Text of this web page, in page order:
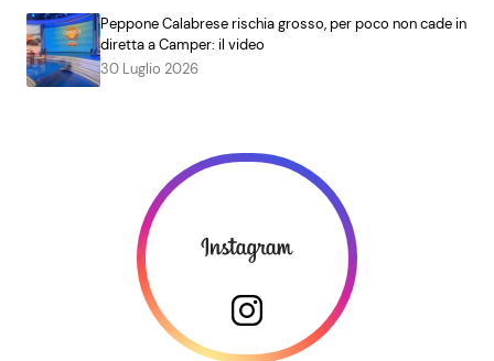
Peppone Calabrese rischia grosso, per poco non cade in
diretta a Camper: il video
30 Luglio 2026